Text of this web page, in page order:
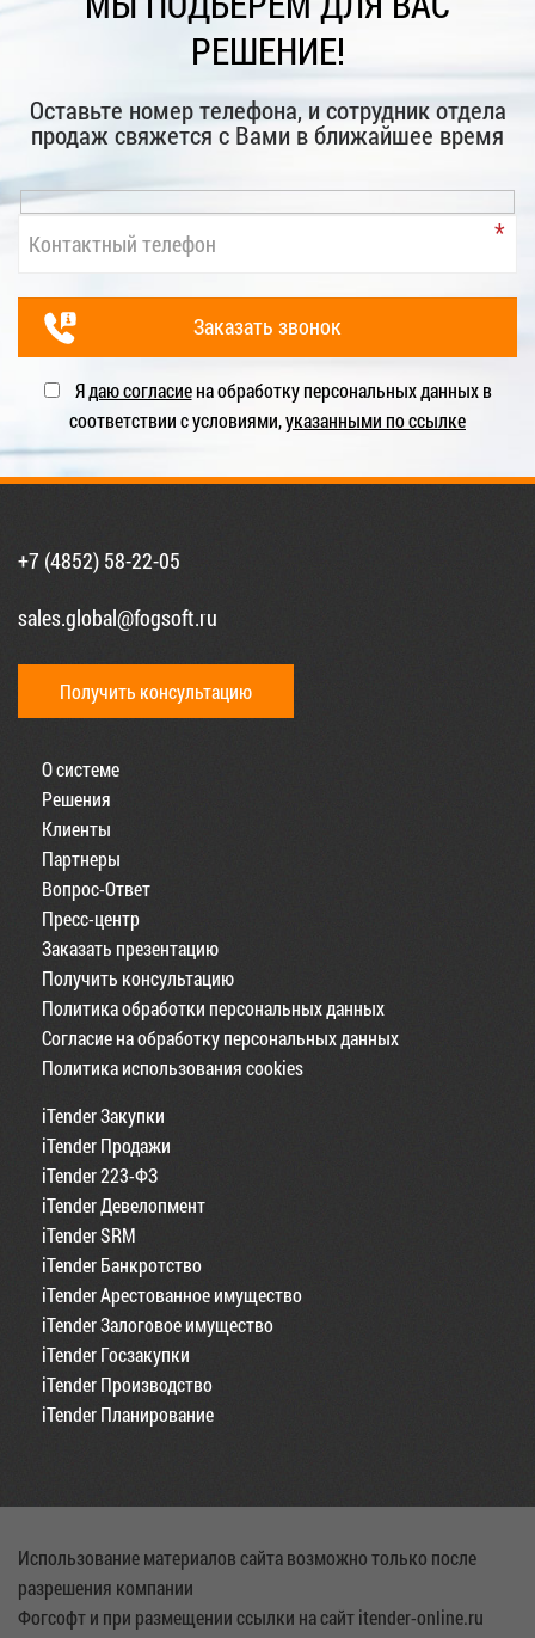
РЕШЕНИЕ!
Оставьте номер телефона, и сотрудник отдела
продаж свяжется с Вами в ближайшее время
Ядаю согласиена обработку персональных данных в
соответствии с условиями,указанными по ссылке
+7 (4852) 58-22-05
sales.global@fogsoft.ru
Получить консультацию
О системе
Решения
Клиенты
Партнеры
Вопрос-Ответ
Пресс-центр
Заказать презентацию
Получить консультацию
Политика обработки персональных данных
Согласие на обработку персональных данных
Политика использования cookies
iTender Закупки
iTender Продажи
iTender 223-ФЗ
iTender Девелопмент
iTender SRM
iTender Банкротство
iTender Арестованное имущество
iTender Залоговое имущество
iTender Госзакупки
iTender Производство
iTender Планирование
Использование материалов сайта возможно только после
разрешения компании
Фогсофт и при размещении ссылки на сайт itender-online.ru